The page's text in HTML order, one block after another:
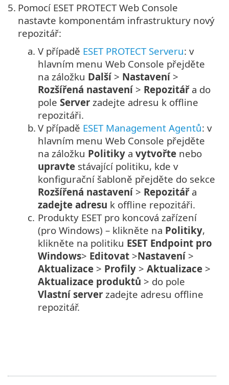
5. Pomocí ESET PROTECT Web Console
nastavte komponentám infrastruktury nový
repozitář:
a. V případě ESET PROTECT Serveru: v
hlavním menu Web Console přejděte
na záložku Další> Nastavení>
Rozšířená nastavení> Repozitářa do
pole Server zadejte adresu k offline
repozitáři.
b. V případě ESET Management Agentů: v
hlavním menu Web Console přejděte
na záložku Politiky a vytvořte nebo
upravte stávající politiku, kde v
konfigurační šabloně přejděte do sekce
Rozšířená nastavení> Repozitářa
zadejte adresu k offline repozitáři.
c. Produkty ESET pro koncová zařízení
(pro Windows) – klikněte na Politiky,
klikněte na politiku ESET Endpoint pro
Windows> Editovat >Nastavení>
Aktualizace > Profily > Aktualizace >
Aktualizace produktů > do pole
Vlastní server zadejte adresu offline
repozitář.